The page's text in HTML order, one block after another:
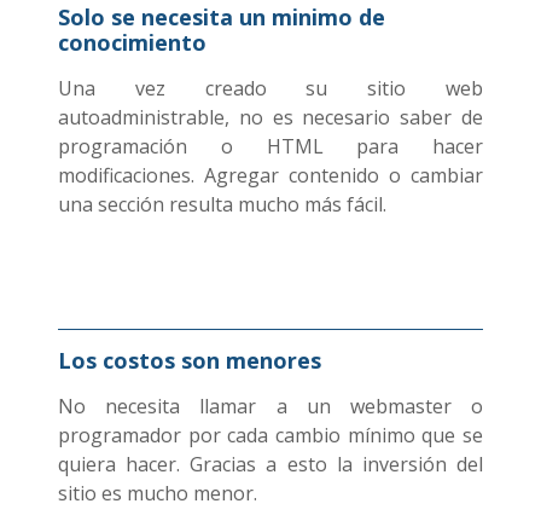
Solo se necesita un minimo de
conocimiento
Una vez creado su sitio web
autoadministrable, no es necesario saber de
programación o HTML para hacer
modificaciones. Agregar contenido o cambiar
una sección resulta mucho más fácil.
Los costos son menores
No necesita llamar a un webmaster o
programador por cada cambio mínimo que se
quiera hacer. Gracias a esto la inversión del
sitio es mucho menor.